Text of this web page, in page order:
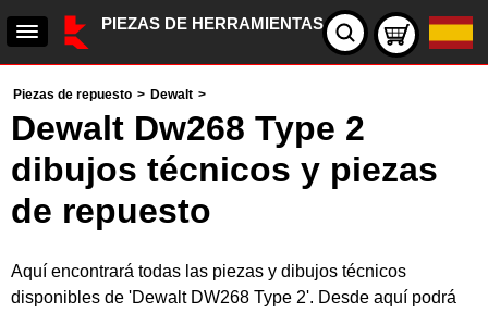
PIEZAS DE HERRAMIENTAS
Piezas de repuesto > Dewalt >
Dewalt Dw268 Type 2
dibujos técnicos y piezas
de repuesto
Aquí encontrará todas las piezas y dibujos técnicos
disponibles de 'Dewalt DW268 Type 2'. Desde aquí podrá